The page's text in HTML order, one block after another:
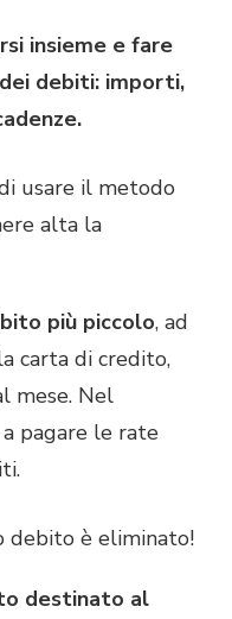
insieme e fare
debiti: importi,
usare il metodo
alta la
più piccolo, ad
carta di credito,
mese. Nel
pagare le rate
debito è eliminato!
destinato al